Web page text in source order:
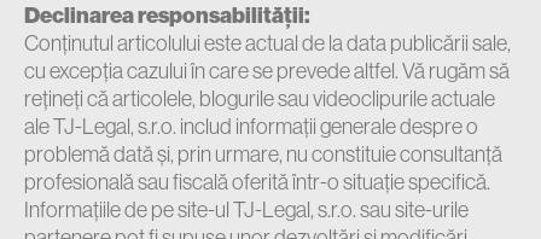
Declinarea responsabilității:
Conținutul articolului este actual de la data publicării sale,
cu excepția cazului în care se prevede altfel. Vă rugăm să
rețineți că articolele, blogurile sau videoclipurile actuale
ale TJ-Legal, s.r.o. includ informații generale despre o
problemă dată și, prin urmare, nu constituie consultanță
profesională sau fiscală oferită într-o situație specifică.
Informațiile de pe site-ul TJ-Legal, s.r.o. sau site-urile